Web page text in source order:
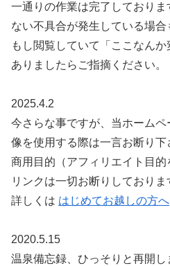
一通りの作業は完了しており
ない不具合が発生している場合
もし閲覧していて「ここなん
ありましたらご指摘ください。
2025.4.2
今さらな事ですが、当ホーム
像を使用する際は一言お断り下
商用目的（アフィリエイト目的
リンクは一切お断りしておりま
詳しくは はじめてお越しの方へ
2020.5.15
温泉備忘録、ひっそりと再開し